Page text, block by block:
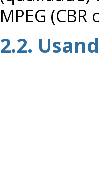
MPEG (CBR
2.2.